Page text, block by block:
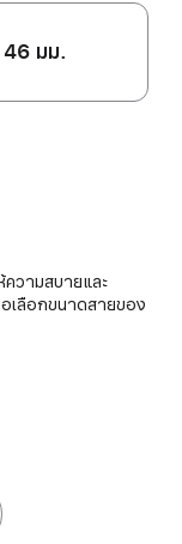
46 มม.
วามสบายและ
เลือกขนาดสายของ